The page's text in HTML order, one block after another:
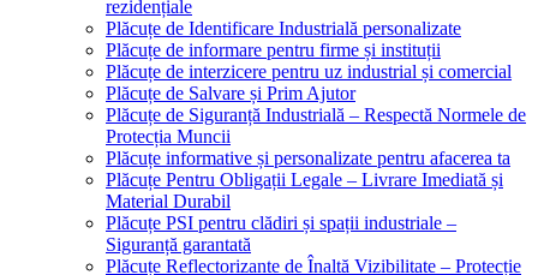
rezidențiale
Plăcuțe de Identificare Industrială personalizate
Plăcuțe de informare pentru firme și instituții
Plăcuțe de interzicere pentru uz industrial și comercial
Plăcuțe de Salvare și Prim Ajutor
Plăcuțe de Siguranță Industrială – Respectă Normele de
Protecția Muncii
Plăcuțe informative și personalizate pentru afacerea ta
Plăcuțe Pentru Obligații Legale – Livrare Imediată și
Material Durabil
Plăcuțe PSI pentru clădiri și spații industriale –
Siguranță garantată
Plăcuțe Reflectorizante de Înaltă Vizibilitate – Protecție